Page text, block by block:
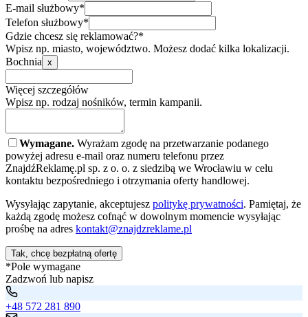
E-mail służbowy*
Telefon służbowy*
Gdzie chcesz się reklamować?*
Wpisz np. miasto, województwo. Możesz dodać kilka lokalizacji.
Bochnia x
Więcej szczegółów
Wpisz np. rodzaj nośników, termin kampanii.
Wymagane. Wyrażam zgodę na przetwarzanie podanego
powyżej adresu e-mail oraz numeru telefonu przez
ZnajdźReklamę.pl sp. z o. o. z siedzibą we Wrocławiu w celu
kontaktu bezpośredniego i otrzymania oferty handlowej.
Wysyłając zapytanie, akceptujesz politykę prywatności. Pamiętaj, że
każdą zgodę możesz cofnąć w dowolnym momencie wysyłając
prośbę na adres kontakt@znajdzreklame.pl
Tak, chcę bezpłatną ofertę
*Pole wymagane
Zadzwoń lub napisz
+48 572 281 890